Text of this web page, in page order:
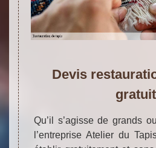
Devis
gratuit
Qu’il s’agisse de grands
l’entreprise Atelier du